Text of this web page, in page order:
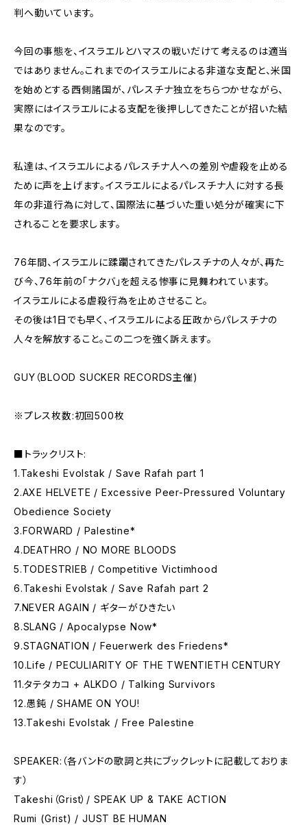
判へ動いています。
今回の事態を、イスラエルとハマスの戦いだけて考えるのは適当
ではありません。これまでのイスラエルによる非道な支配と、米国
を始めとする西側諸国が、パレスチナ独立をちらつかせながら、
実際にはイスラエルによる支配を後押ししてきたことが招いた結
果なのです。
私達は、イスラエルによるパレスチナ人への差別や虐殺を止める
ために声を上げます。イスラエルによるパレスチナ人に対する長
年の非道行為に対して、国際法に基づいた重い処分が確実に下
されることを要求します。
76年間、イスラエルに蹂躙されてきたパレスチナの人々が、再た
び今、76年前の「ナクバ」を超える惨事に見舞われています。
イスラエルによる虐殺行為を止めさせること。
その後は1日でも早く、イスラエルによる圧政からパレスチナの
人々を解放すること。この二つを強く訴えます。
GUY（BLOOD SUCKER RECORDS主催)
※プレス枚数:初回500枚
■トラックリスト:
1.Takeshi Evolstak / Save Rafah part 1
2.AXE HELVETE / Excessive Peer-Pressured Voluntary
Obedience Society
3.FORWARD / Palestine*
4.DEATHRO / NO MORE BLOODS
5.TODESTRIEB / Competitive Victimhood
6.Takeshi Evolstak / Save Rafah part 2
7.NEVER AGAIN / ギターがひきたい
8.SLANG / Apocalypse Now*
9.STAGNATION / Feuerwerk des Friedens*
10.Life / PECULIARITY OF THE TWENTIETH CENTURY
11.タテタカコ + ALKDO / Talking Survivors
12.愚鈍 / SHAME ON YOU!
13.Takeshi Evolstak / Free Palestine
SPEAKER:（各バンドの歌詞と共にブックレットに記載しておりま
す）
Takeshi（Grist）/ SPEAK UP & TAKE ACTION
Rumi (Grist) / JUST BE HUMAN